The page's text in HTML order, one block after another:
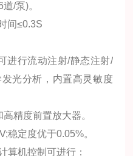
/泵)。
间≤0.3S
进行流动注射/静态注射/
光分析，内置高灵敏度
精度前置放大器。
稳定度优于0.05%。
算机控制可进行：